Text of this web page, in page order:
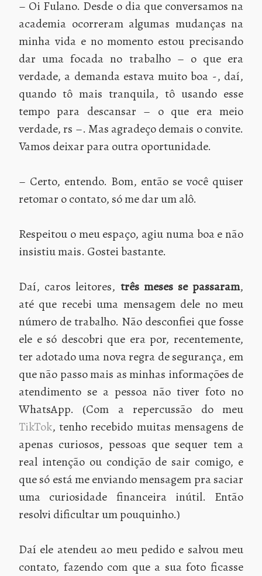
– Oi Fulano. Desde o dia que conversamos na
academia ocorreram algumas mudanças na
minha vida e no momento estou precisando
dar uma focada no trabalho – o que era
verdade, a demanda estava muito boa -, daí,
quando tô mais tranquila, tô usando esse
tempo para descansar – o que era meio
verdade, rs –. Mas agradeço demais o convite.
Vamos deixar para outra oportunidade.
– Certo, entendo. Bom, então se você quiser
retomar o contato, só me dar um alô.
Respeitou o meu espaço, agiu numa boa e não
insistiu mais. Gostei bastante.
Daí, caros leitores, três meses se passaram,
até que recebi uma mensagem dele no meu
número de trabalho. Não desconfiei que fosse
ele e só descobri que era por, recentemente,
ter adotado uma nova regra de segurança, em
que não passo mais as minhas informações de
atendimento se a pessoa não tiver foto no
WhatsApp. (Com a repercussão do meu
TikTok, tenho recebido muitas mensagens de
apenas curiosos, pessoas que sequer tem a
real intenção ou condição de sair comigo, e
que só está me enviando mensagem pra saciar
uma curiosidade financeira inútil. Então
resolvi dificultar um pouquinho.)
Daí ele atendeu ao meu pedido e salvou meu
contato, fazendo com que a sua foto ficasse